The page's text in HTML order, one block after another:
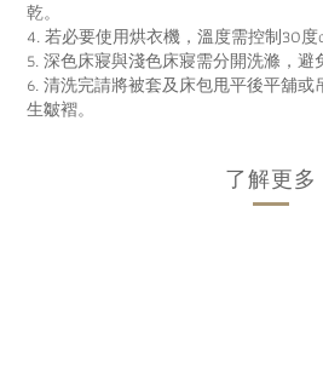
乾。
4. 若必要使用烘衣機，溫度需控制30度
5. 深色床寢與淺色床寢需分開洗滌，避
6. 清洗完請將被套及床包甩平後平舖
生皺褶。
了解更多